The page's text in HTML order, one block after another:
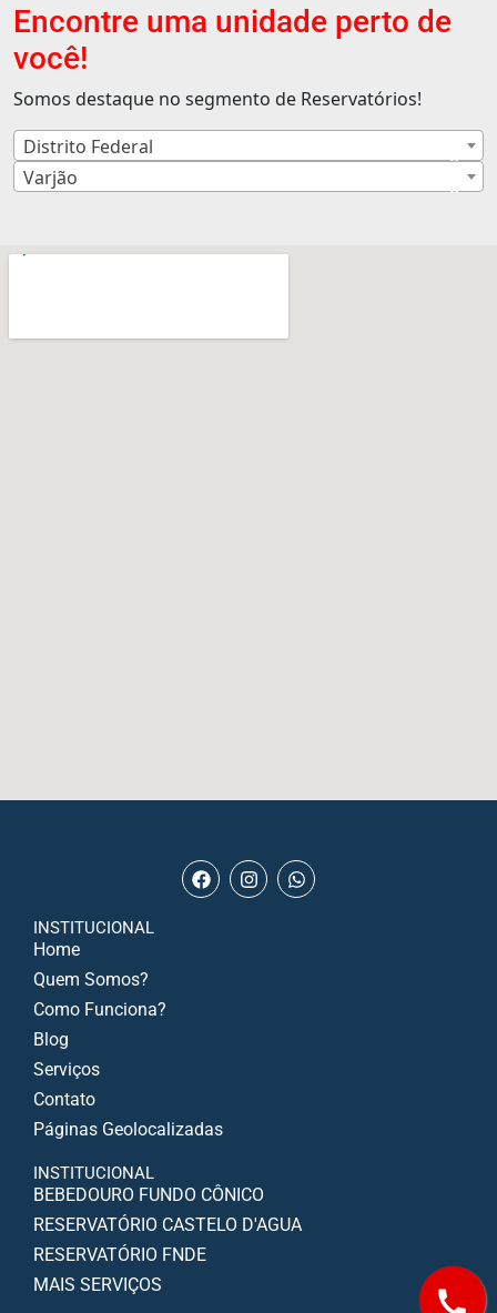
Encontre uma unidade perto de
você!
Somos destaque no segmento de Reservatórios!
×
Distrito Federal
×
Varjão
INSTITUCIONAL
Home
Quem Somos?
Como Funciona?
Blog
Serviços
Contato
Páginas Geolocalizadas
INSTITUCIONAL
BEBEDOURO FUNDO CÔNICO
RESERVATÓRIO CASTELO D'AGUA
RESERVATÓRIO FNDE
MAIS SERVIÇOS